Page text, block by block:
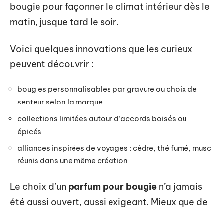
bougie pour façonner le climat intérieur dès le
matin, jusque tard le soir.
Voici quelques innovations que les curieux
peuvent découvrir :
bougies personnalisables par gravure ou choix de
senteur selon la marque
collections limitées autour d’accords boisés ou
épicés
alliances inspirées de voyages : cèdre, thé fumé, musc
réunis dans une même création
Le choix d’un parfum pour bougie n’a jamais
été aussi ouvert, aussi exigeant. Mieux que de